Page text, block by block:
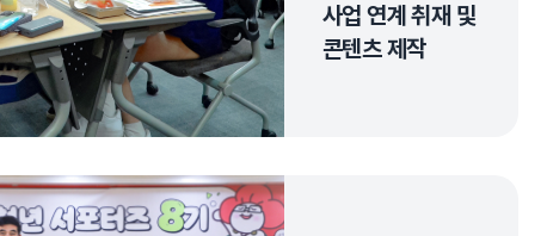
사업 연계 취재 및
콘텐츠 제작